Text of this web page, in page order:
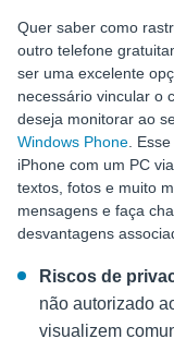
Quer saber como
outro telefone
ser uma excelente
necessário vincular o
deseja monitorar ao
Windows Phone.
iPhone com um PC
textos, fotos e muito
mensagens e faça
desvantagens
Riscos de
não autorizado
visualizem